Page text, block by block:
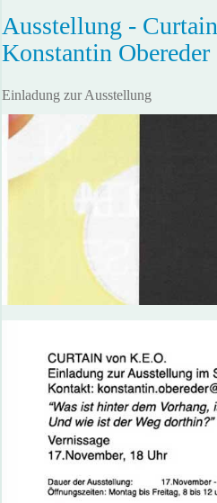
Ausstellung -
Konstantin Obereder
Einladung zur Ausstellung